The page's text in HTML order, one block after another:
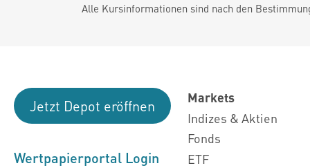
Alle Kursinformationen sind nach den
Jetzt Depot eröffnen
Wertpapierportal Login
Markets
Indizes & Aktien
Fonds
ETF